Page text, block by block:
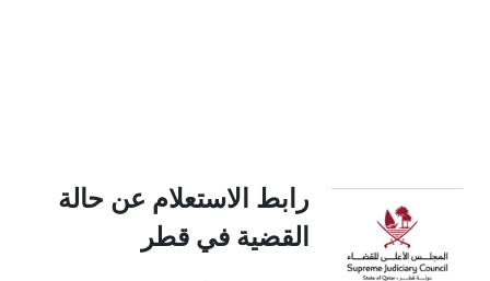
رابط الاستعلام عن حالة
القضية في قطر